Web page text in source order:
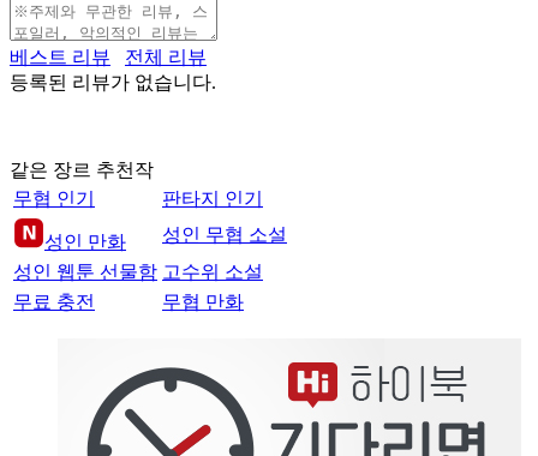
베스트 리뷰
전체 리뷰
등록된 리뷰가 없습니다.
같은 장르 추천작
무협 인기
판타지 인기
성인 만화
성인 무협 소설
성인 웹툰 선물함 고수위 소설
무료 충전
무협 만화